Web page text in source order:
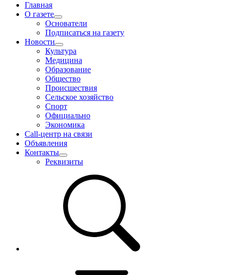
Главная
О газете
Основатели
Подписаться на газету
Новости
Культура
Медицина
Образование
Общество
Происшествия
Сельское хозяйство
Спорт
Официально
Экономика
Call-центр на связи
Объявления
Контакты
Реквизиты